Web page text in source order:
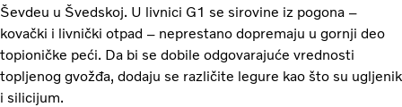
Ševdeu u Švedskoj. U livnici G1 se sirovine iz pogona –
kovački i livnički otpad – neprestano dopremaju u gornji deo
topioničke peći. Da bi se dobile odgovarajuće vrednosti
topljenog gvožđa, dodaju se različite legure kao što su ugljenik
i silicijum.